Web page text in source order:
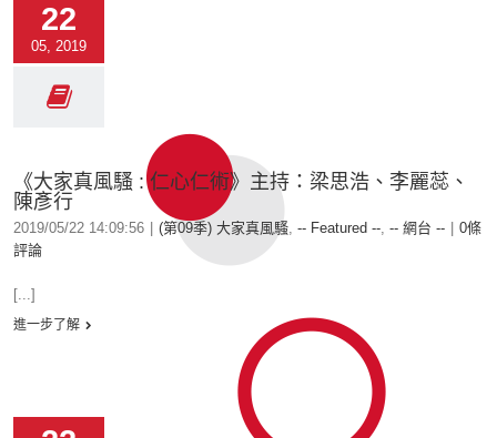
22
05, 2019
《大家真風騷 : 仁心仁術》主持：梁思浩、李麗蕊、
陳彥行
2019/05/22 14:09:56 (第09季) 大家真風騷, -- Featured --, -- 網台 --
0條
評論
[...]
進一步了解